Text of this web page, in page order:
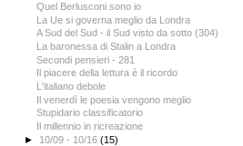
Quel Berlusconi sono io
La Ue si governa meglio da Londra
A Sud del Sud - il Sud visto da sotto (304)
La baronessa di Stalin a Londra
Secondi pensieri - 281
Il piacere della lettura è il ricordo
L'italiano debole
Il venerdì le poesia vengono meglio
Stupidario classificatorio
Il millennio in ricreazione
► 10/09 - 10/16(15)